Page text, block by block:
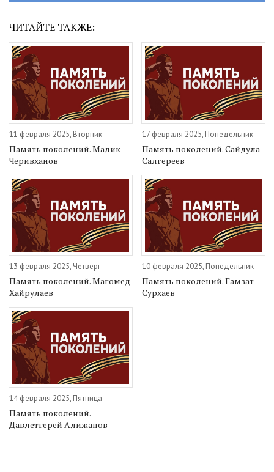
ЧИТАЙТЕ ТАКЖЕ:
11 февраля 2025, Вторник
Память поколений. Малик
Черивханов
17 февраля 2025, Понедельник
Память поколений. Сайдула
Салгереев
13 февраля 2025, Четверг
Память поколений. Магомед
Хайрулаев
10 февраля 2025, Понедельник
Память поколений. Гамзат
Сурхаев
14 февраля 2025, Пятница
Память поколений.
Давлетгерей Алижанов